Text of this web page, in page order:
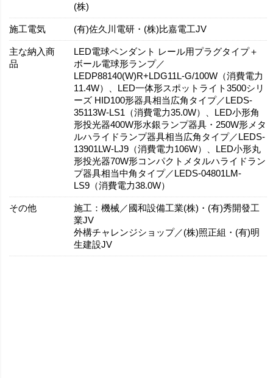
(株)
施工電気 (有)佐久川電研・(株)比嘉電工JV
主な納入商
品
LED電球ペンダント レール用プラグタイプ＋
ボール電球形ランプ／
LEDP88140(W)R+LDG11L-G/100W（消費電力
11.4W）、LED一体形スポットライト3500シリ
ーズ HID100形器具相当広角タイプ／LEDS-
35113W-LS1（消費電力35.0W）、LED小形角
形投光器400W形水銀ランプ器具・250W形メタ
ルハライドランプ器具相当広角タイプ／LEDS-
13901LW-LJ9（消費電力106W）、LED小形丸
形投光器70W形コンパクトメタルハライドラン
プ器具相当中角タイプ／LEDS-04801LM-
LS9（消費電力38.0W）
その他
施工：機械／國和設備工業(株)・(有)秀開發工
業JV
外構チャレンジショップ／(株)照正組・(有)明
生建設JV